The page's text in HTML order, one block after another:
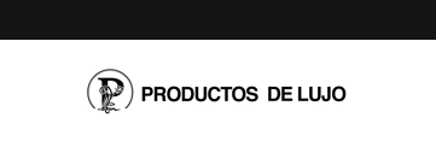
Ir al contenido